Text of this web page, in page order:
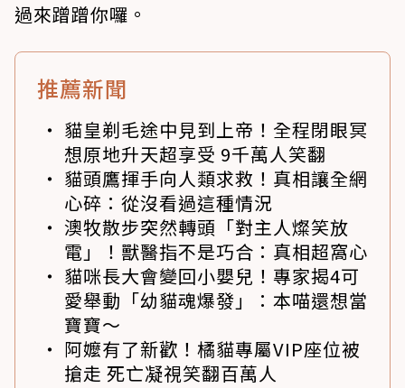
過來蹭蹭你囉。
推薦新聞
貓皇剃毛途中見到上帝！全程閉眼冥
想原地升天超享受 9千萬人笑翻
貓頭鷹揮手向人類求救！真相讓全網
心碎：從沒看過這種情況
澳牧散步突然轉頭「對主人燦笑放
電」！獸醫指不是巧合：真相超窩心
貓咪長大會變回小嬰兒！專家揭4可
愛舉動「幼貓魂爆發」：本喵還想當
寶寶～
阿嬤有了新歡！橘貓專屬VIP座位被
搶走 死亡凝視笑翻百萬人